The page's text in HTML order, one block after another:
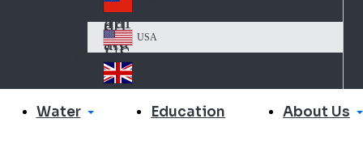
an
d
erl
an
d
Tai
wa
n
US
A
USA
Un
Water Education About Us